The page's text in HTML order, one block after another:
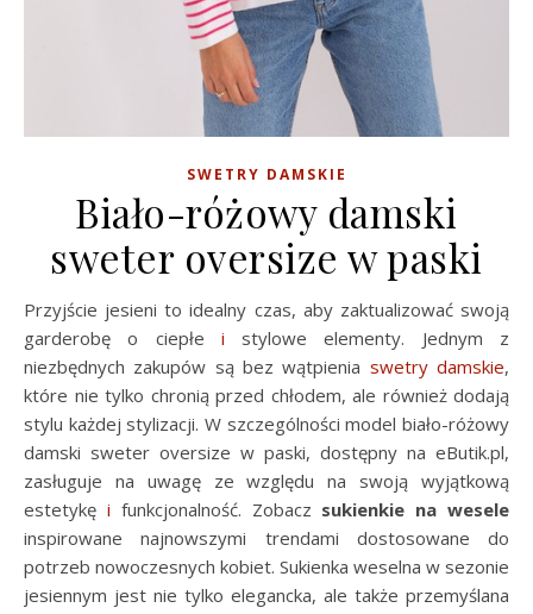
SWETRY DAMSKIE
Biało-różowy damski
sweter oversize w paski
Przyjście jesieni to idealny czas, aby zaktualizować swoją
garderobę o ciepłe i stylowe elementy. Jednym z
niezbędnych zakupów są bez wątpienia swetry damskie,
które nie tylko chronią przed chłodem, ale również dodają
stylu każdej stylizacji. W szczególności model biało-różowy
damski sweter oversize w paski, dostępny na eButik.pl,
zasługuje na uwagę ze względu na swoją wyjątkową
estetykę i funkcjonalność. Zobacz sukienkie na wesele
inspirowane najnowszymi trendami dostosowane do
potrzeb nowoczesnych kobiet. Sukienka weselna w sezonie
jesiennym jest nie tylko elegancka, ale także przemyślana